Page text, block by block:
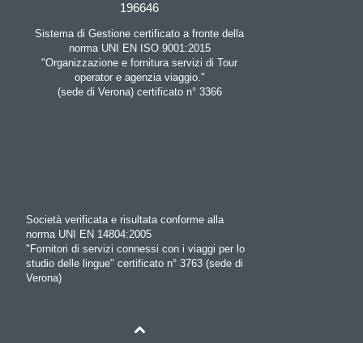
196646
Sistema di Gestione certificato a fronte della
norma UNI EN ISO 9001:2015
"Organizzazione e fornitura servizi di Tour
operator e agenzia viaggio."
(sede di Verona) certificato n° 3366
Società verificata e risultata conforme alla
norma UNI EN 14804:2005
"Fornitori di servizi connessi con i viaggi per lo
studio delle lingue" certificato n° 3763 (sede di
Verona)